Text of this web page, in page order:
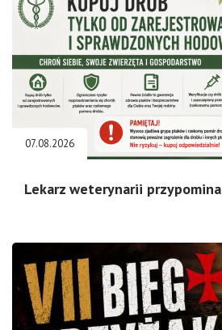
07.08.2026
Lekarz weterynarii przypomina